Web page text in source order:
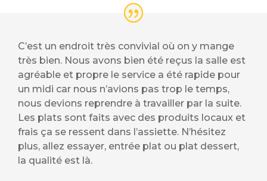
C’est un endroit très convivial où on y mange
très bien. Nous avons bien été reçus la salle est
agréable et propre le service a été rapide pour
un midi car nous n’avions pas trop le temps,
nous devions reprendre à travailler par la suite.
Les plats sont faits avec des produits locaux et
frais ça se ressent dans l’assiette. N’hésitez
plus, allez essayer, entrée plat ou plat dessert,
la qualité est là.